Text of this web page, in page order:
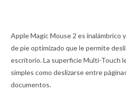
Apple Magic Mouse 2 es inalámbrico
de pie optimizado que le permite
escritorio. La superficie Multi-Touch
simples como deslizarse entre
documentos.